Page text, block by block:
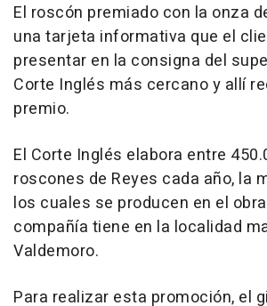
El roscón premiado con la onza
una tarjeta informativa que el
presentar en la consigna del
Corte Inglés más cercano y allí
premio.
El Corte Inglés elabora entre
roscones de Reyes cada año, la
los cuales se producen en el
compañía tiene en la localidad
Valdemoro.
Para realizar esta promoción, el